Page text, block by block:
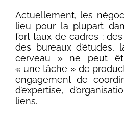
Actuellement, les
lieu pour la plupart
fort taux de cadres :
des bureaux
cerveau » ne peut
« une tâche » de
engagement de
d’expertise,
liens.